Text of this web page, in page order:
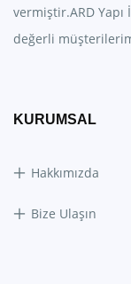
vermiştir.ARD
değerli
KURUMSAL
Hakkımızda
Bize Ulaşın